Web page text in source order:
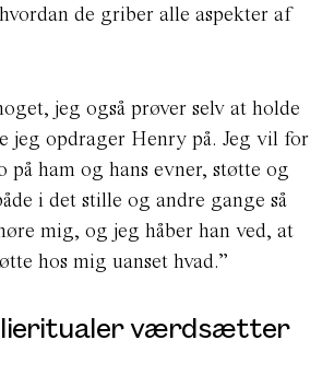
de griber alle aspekter af
jeg også prøver selv at holde
jeg opdrager Henry på. Jeg vil for
på ham og hans evner, støtte og
i det stille og andre gange så
mig, og jeg håber han ved, at
hos mig uanset hvad.”
værdsætter